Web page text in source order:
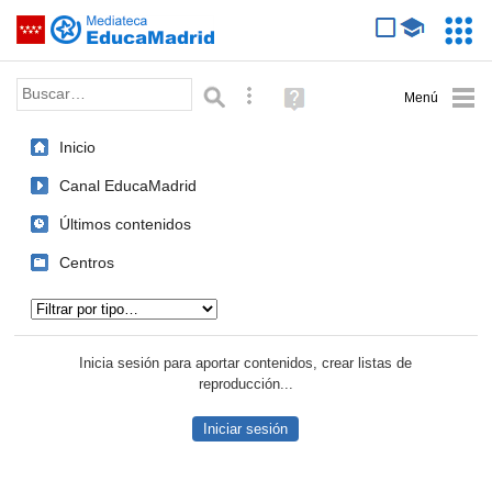
Saltar navegación
Palabra o frase: Búsqueda avanzada
Ayuda
(en
Inicio
Canal EducaMadrid
Últimos contenidos
Centros
Inicia sesión para aportar contenidos, crear listas de
reproducción...
Iniciar sesión